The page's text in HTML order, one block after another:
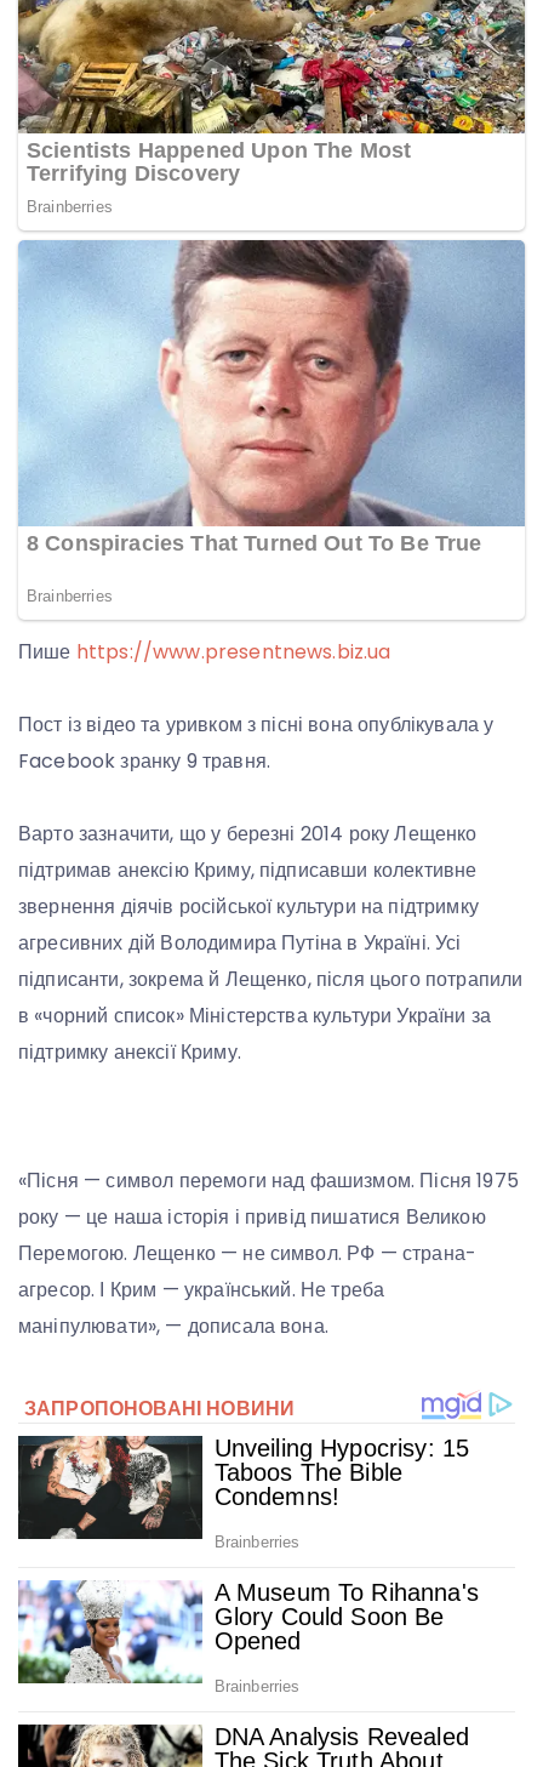
Пише https://www.presentnews.biz.ua
Пост із відео та уривком з пісні вона опублікувала у
Facebook зранку 9 травня.
Варто зазначити, що у березні 2014 року Лещенко
підтримав анексію Криму, підписавши колективне
звернення діячів російської культури на підтримку
агресивних дій Володимира Путіна в Україні. Усі
підписанти, зокрема й Лещенко, після цього потрапили
в «чорний список» Міністерства культури України за
підтримку анексії Криму.
«Пісня — символ перемоги над фашизмом. Пісня 1975
року — це наша історія і привід пишатися Великою
Перемогою. Лещенко — не символ. РФ — страна-
агресор. І Крим — український. Не треба
маніпулювати», — дописала вона.